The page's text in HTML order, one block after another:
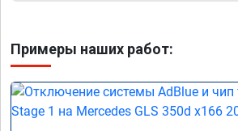
Примеры наших работ: